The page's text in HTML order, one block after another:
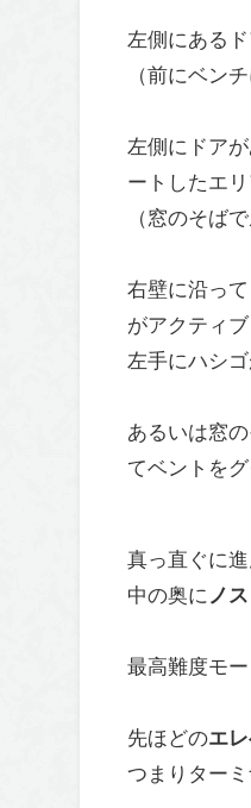
左側にある
（前にベン
左側にドア
ートしたエリ
（窓のそば
右壁に沿っ
がアクティ
左手にハシ
あるいは窓
てベントを
真っ直ぐに
中の奥に ノ
最高難度モ
先ほどのエ
つまりター